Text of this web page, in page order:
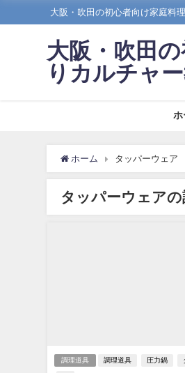
大阪・吹田の初心者向け家庭料
大阪・吹田
りカルチャ
ホ
ホーム タッパーウェア
タッパーウェアの
調理道具 調理道具 圧力鍋